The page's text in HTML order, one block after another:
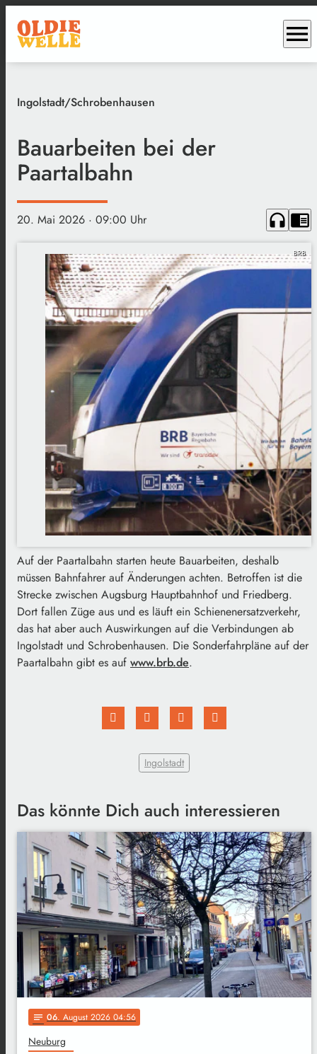
menu
Ingolstadt/Schrobenhausen
Bauarbeiten bei der
Paartalbahn
20. Mai 2026 · 09:00 Uhr headphones chrome_reader_mode
BRB
Auf der Paartalbahn starten heute Bauarbeiten, deshalb
müssen Bahnfahrer auf Änderungen achten. Betroffen ist die
Strecke zwischen Augsburg Hauptbahnhof und Friedberg.
Dort fallen Züge aus und es läuft ein Schienenersatzverkehr,
das hat aber auch Auswirkungen auf die Verbindungen ab
Ingolstadt und Schrobenhausen. Die Sonderfahrpläne auf der
Paartalbahn gibt es auf www.brb.de.
Ingolstadt
Das könnte Dich auch interessieren
notes 06. August 2026 04:56
Neuburg